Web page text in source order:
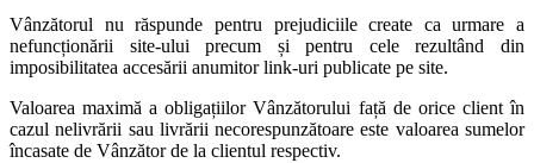
Vânzătorul nu răspunde pentru prejudiciile create ca urmare a
nefuncționării site-ului precum și pentru cele rezultând din
imposibilitatea accesării anumitor link-uri publicate pe site.
Valoarea maximă a obligațiilor Vânzătorului față de orice client în
cazul nelivrării sau livrării necorespunzătoare este valoarea sumelor
încasate de Vânzător de la clientul respectiv.